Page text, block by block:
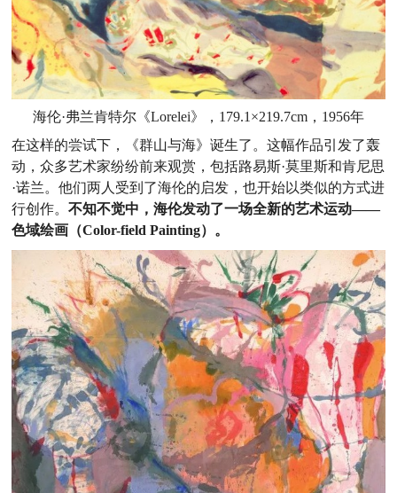
海伦·弗兰肯特尔《Lorelei》，179.1×219.7cm，1956年
在这样的尝试下，《群山与海》诞生了。这幅作品引发了轰
动，众多艺术家纷纷前来观赏，包括路易斯·莫里斯和肯尼思
·诺兰。他们两人受到了海伦的启发，也开始以类似的方式进
行创作。不知不觉中，海伦发动了一场全新的艺术运动——
色域绘画（Color-field Painting）。